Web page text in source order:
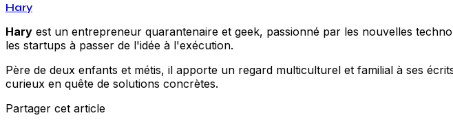
Hary
Hary est un entrepreneur quarantenaire et geek, passionné par les nouvelles
les startups à passer de l'idée à l'exécution.
Père de deux enfants et métis, il apporte un regard multiculturel et familial à ses
curieux en quête de solutions concrètes.
Partager cet article